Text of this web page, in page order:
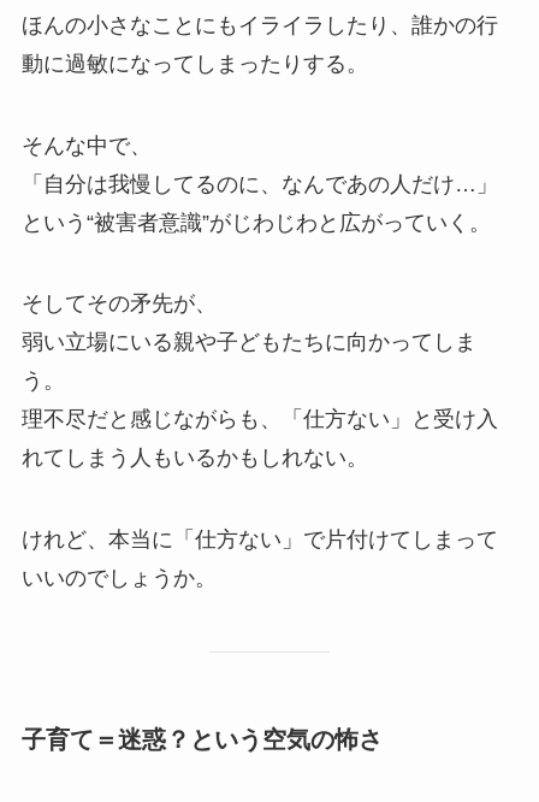
ほんの小さなことにもイライラしたり、誰かの行
動に過敏になってしまったりする。
そんな中で、
「自分は我慢してるのに、なんであの人だけ…」
という“被害者意識”がじわじわと広がっていく。
そしてその矛先が、
弱い立場にいる親や子どもたちに向かってしま
う。
理不尽だと感じながらも、「仕方ない」と受け入
れてしまう人もいるかもしれない。
けれど、本当に「仕方ない」で片付けてしまって
いいのでしょうか。
子育て＝迷惑？という空気の怖さ